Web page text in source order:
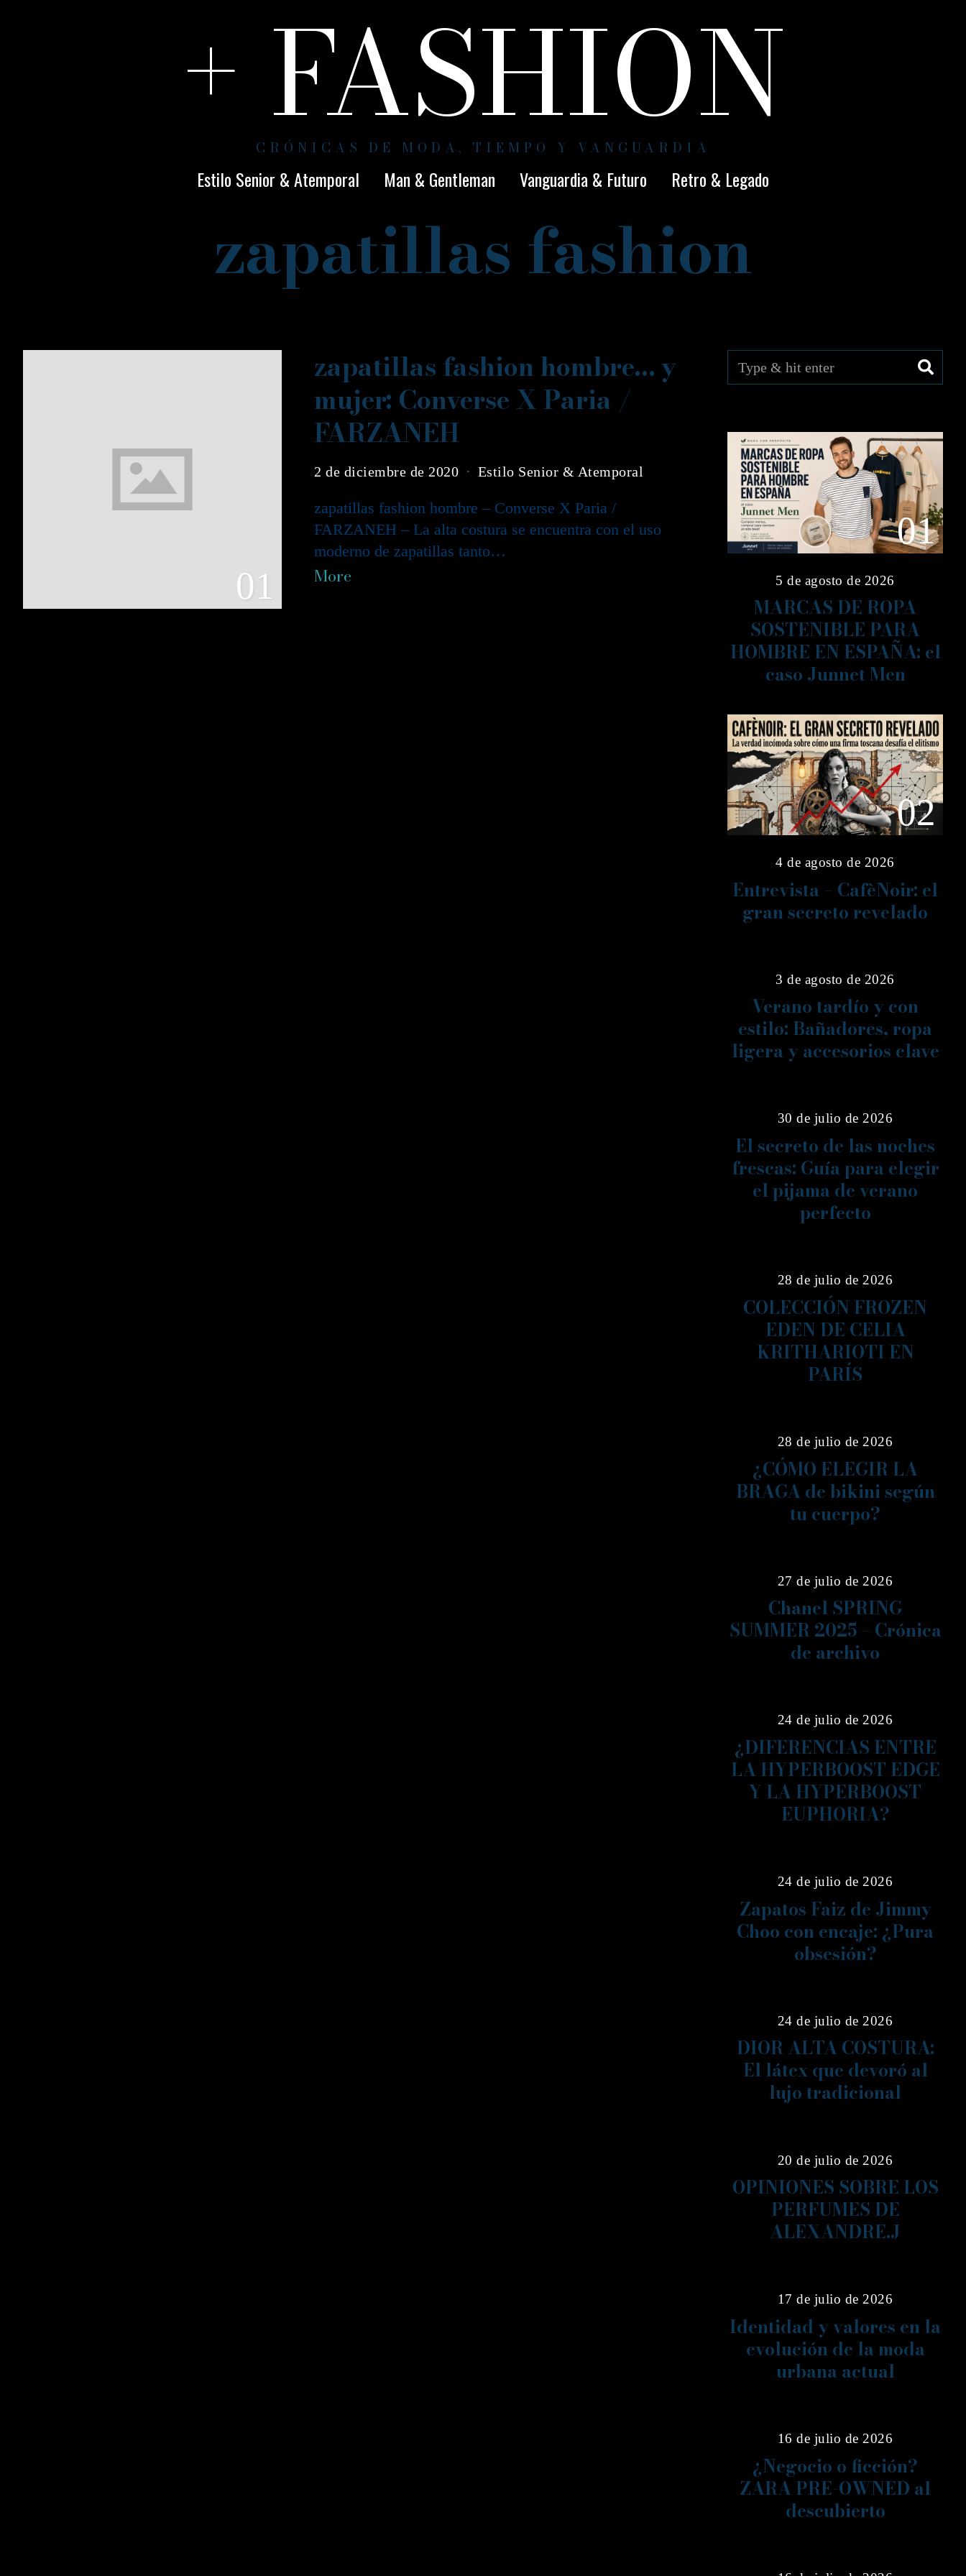
+ FASHION
CRÓNICAS DE MODA, TIEMPO Y VANGUARDIA
Estilo Senior & Atemporal Man & Gentleman Vanguardia & Futuro Retro & Legado
zapatillas fashion
01
zapatillas fashion hombre… y
mujer: Converse X Paria /
FARZANEH
2 de diciembre de 2020 Estilo Senior & Atemporal
zapatillas fashion hombre – Converse X Paria /
FARZANEH – La alta costura se encuentra con el uso
moderno de zapatillas tanto…
More
01
5 de agosto de 2026
MARCAS DE ROPA
SOSTENIBLE PARA
HOMBRE EN ESPAÑA: el
caso Junnet Men
02
4 de agosto de 2026
Entrevista – CafèNoir: el
gran secreto revelado
03
3 de agosto de 2026
Verano tardío y con
estilo: Bañadores, ropa
ligera y accesorios clave
04
30 de julio de 2026
El secreto de las noches
frescas: Guía para elegir
el pijama de verano
perfecto
28 de julio de 2026
COLECCIÓN FROZEN
EDEN DE CELIA
KRITHARIOTI EN
PARÍS
28 de julio de 2026
¿CÓMO ELEGIR LA
BRAGA de bikini según
tu cuerpo?
27 de julio de 2026
Chanel SPRING
SUMMER 2025 – Crónica
de archivo
24 de julio de 2026
¿DIFERENCIAS ENTRE
LA HYPERBOOST EDGE
Y LA HYPERBOOST
EUPHORIA?
24 de julio de 2026
Zapatos Faiz de Jimmy
Choo con encaje: ¿Pura
obsesión?
24 de julio de 2026
DIOR ALTA COSTURA:
El látex que devoró al
lujo tradicional11
20 de julio de 2026
OPINIONES SOBRE LOS
PERFUMES DE
ALEXANDRE.J12
17 de julio de 2026
Identidad y valores en la
evolución de la moda
urbana actual
16 de julio de 2026
¿Negocio o ficción?
ZARA PRE-OWNED al
descubierto